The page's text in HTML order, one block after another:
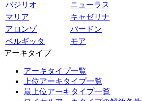
バジリオ
ニューラス
マリア
キャゼリナ
アロンゾ
バードン
ベルギッタ
モア
アーキタイプ
アーキタイプ一覧
上位アーキタイプ一覧
最上位アーキタイプ一覧